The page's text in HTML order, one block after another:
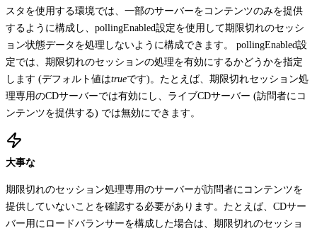
スタを使用する環境では、一部のサーバーをコンテンツのみを提供
するように構成し、 pollingEnabled設定を使用して期限切れのセッシ
ョン状態データを処理しないように構成できます。 pollingEnabled設
定では、期限切れのセッションの処理を有効にするかどうかを指定
します (デフォルト値はtrueです)。たとえば、期限切れセッション処
理専用のCDサーバーでは有効にし、ライブCDサーバー (訪問者にコ
ンテンツを提供する) では無効にできます。
大事な
期限切れのセッション処理専用のサーバーが訪問者にコンテンツを
提供していないことを確認する必要があります。たとえば、CDサー
バー用にロードバランサーを構成した場合は、期限切れのセッショ